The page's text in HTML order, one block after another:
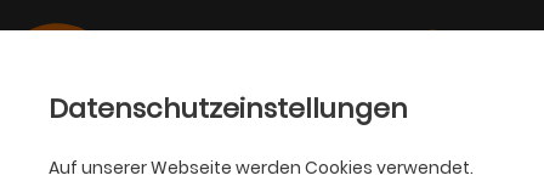
Datenschutzeinstellungen
Auf unserer Webseite werden Cookies verwendet.